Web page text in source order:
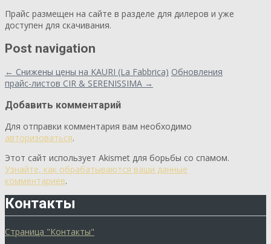
Прайс размещен на сайте в разделе для дилеров и уже
доступен для скачивания.
Post navigation
← Снижены цены на KAURI (La Fabbrica) Обновления
прайс-листов CIR & SERENISSIMA →
Добавить комментарий
Для отправки комментария вам необходимо
авторизоваться.
Этот сайт использует Akismet для борьбы со спамом.
Узнайте, как обрабатываются ваши данные
комментариев.
Контакты
Страница "Контакты"